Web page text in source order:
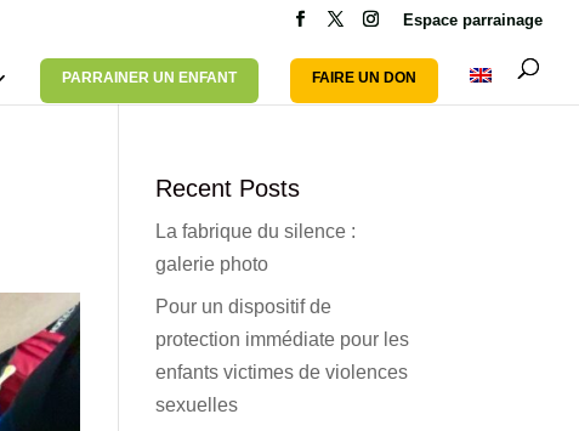
Espace parrainage
PARRAINER UN ENFANT FAIRE UN DON
Recent Posts
La fabrique du silence :
galerie photo
Pour un dispositif de
protection immédiate pour les
enfants victimes de violences
sexuelles